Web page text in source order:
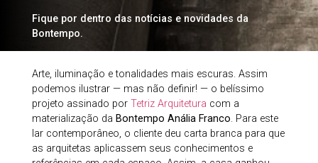
Fique por dentro das notícias e novidades da
Bontempo.
Arte, iluminação e tonalidades mais escuras. Assim
podemos ilustrar — mas não definir! — o belíssimo
projeto assinado por Tetriz Arquitetura com a
materialização da Bontempo Anália Franco. Para este
lar contemporâneo, o cliente deu carta branca para que
as arquitetas aplicassem seus conhecimentos e